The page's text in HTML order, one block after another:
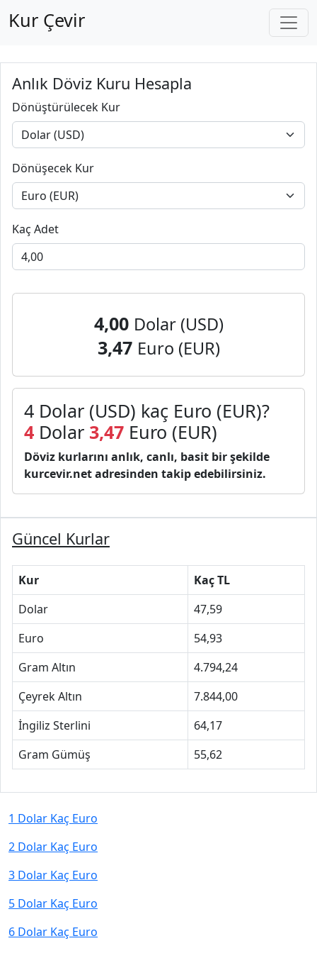
Kur Çevir
Anlık Döviz Kuru Hesapla
Dönüştürülecek Kur
Dönüşecek Kur
Kaç Adet
4,00 Dolar (USD)
3,47 Euro (EUR)
4 Dolar (USD) kaç Euro (EUR)?
4 Dolar 3,47 Euro (EUR)
Döviz kurlarını anlık, canlı, basit bir şekilde
kurcevir.net adresinden takip edebilirsiniz.
Güncel Kurlar
Kur
Kaç TL
Dolar
47,59
Euro
54,93
Gram Altın
4.794,24
Çeyrek Altın
7.844,00
İngiliz Sterlini
64,17
Gram Gümüş
55,62
1 Dolar Kaç Euro
2 Dolar Kaç Euro
3 Dolar Kaç Euro
5 Dolar Kaç Euro
6 Dolar Kaç Euro